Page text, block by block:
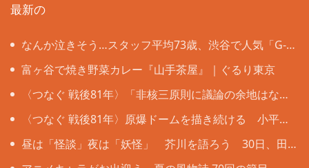
最新の
なんか泣きそう…スタッフ平均73歳、渋谷で人気「G-
CHA＆Ba-CHA」は年齢の壁も国境も超えて
富ヶ谷で焼き野菜カレー『山手茶屋』｜ぐるり東京
〈つなぐ 戦後81年〉「非核三原則に議論の余地はな
い」 被爆者ら目黒で「平和の石のつどい」
〈つなぐ 戦後81年〉原爆ドームを描き続ける 小平の
嵯峨谷梢さん（85） 4歳で見た惨状「ずっと忘れない」
昼は「怪談」夜は「妖怪」 芥川を語ろう 30日、田